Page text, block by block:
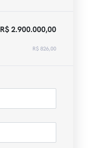
R$ 2.900.000,00
R$ 826,00